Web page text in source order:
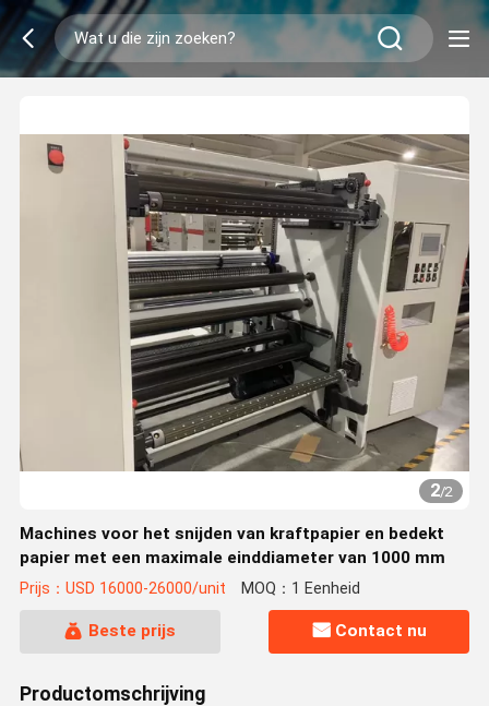
2/2
Machines voor het snijden van kraftpapier en bedekt
papier met een maximale einddiameter van 1000 mm
Prijs：USD 16000-26000/unit MOQ：1 Eenheid
Beste prijs Contact nu
Productomschrijving